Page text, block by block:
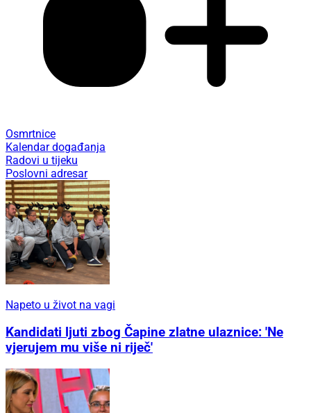
Osmrtnice
Kalendar događanja
Radovi u tijeku
Poslovni adresar
Napeto u život na vagi
Kandidati ljuti zbog Čapine zlatne ulaznice: 'Ne
vjerujem mu više ni riječ'